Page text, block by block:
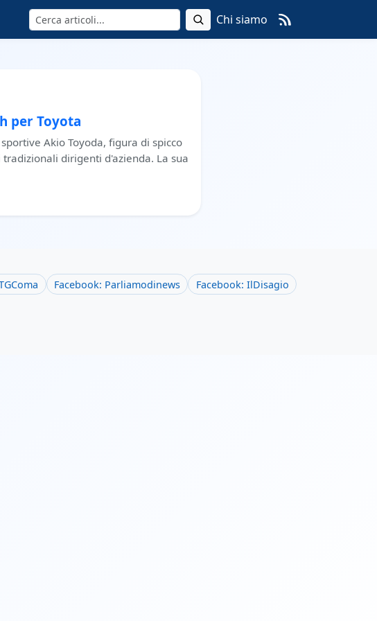
Cerca Chi siamo
per Toyota
Akio Toyoda, figura di spicco
dirigenti d'azienda. La sua
Facebook: Parliamodinews
Facebook: IlDisagio